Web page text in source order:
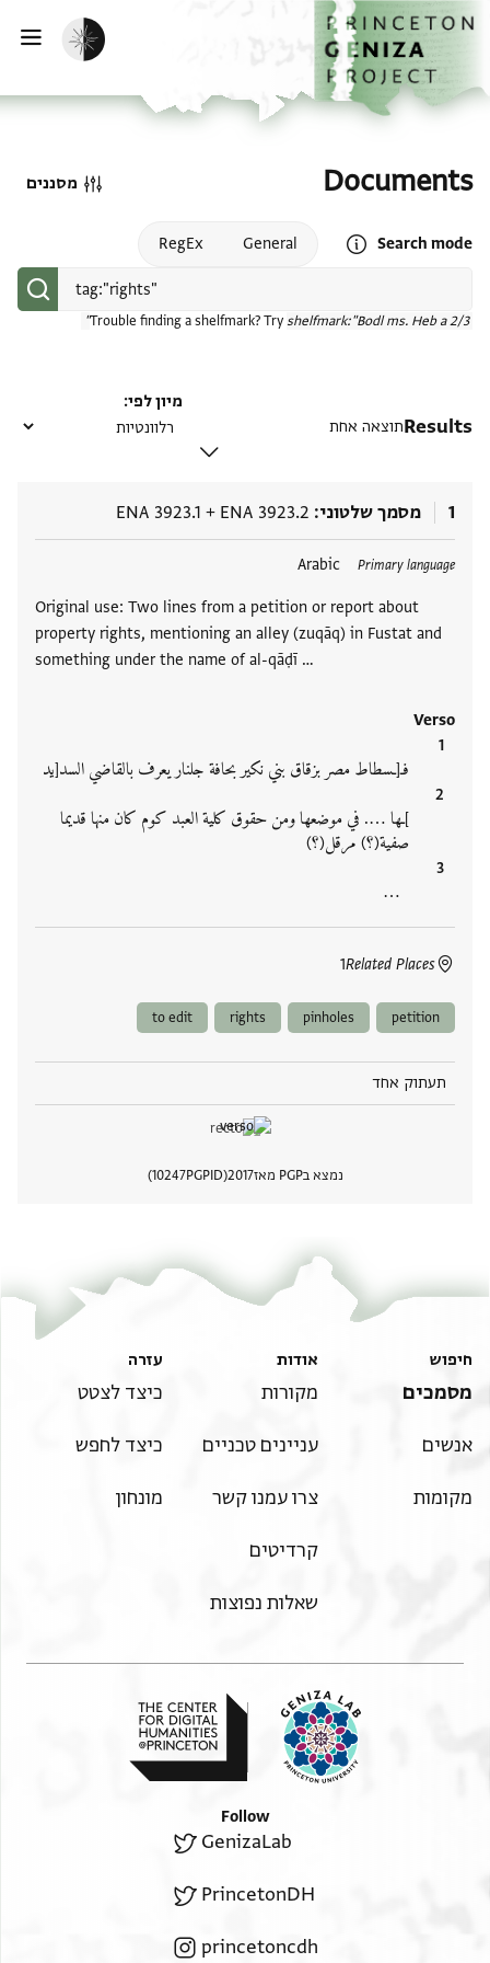
דילוג לתוכן
דף הבית
הפעלת מצב כהה
Documents
Search mode
Open search mode help
General
RegEx
Trouble finding a shelfmark? Try shelfmark:"Bodl ms. Heb a 2/3"
מסננים
Resultsתוצאה אחת
מיון לפי
1 מסמך שלטוני ENA 3923.2
+
ENA 3923.1
Primary language
Arabic
Original use: Two lines from a petition or report about
property rights, mentioning an alley (zuqāq) in Fustat and
something under the name of al-qāḍī …
Verso
فـ[ـسطاط مصر بزقاق بني نكير بحافة جلنار يعرف بالقاضي السد[يد
]ـها …. في موضعها ومن حقوق كلية العبد كوم كان منها قديما
صفية(؟) مرقل(؟)
‮…
Related Places
1
תגים
petition
pinholes
rights
to edit
תעתוק אחד
נמצא בPGP מאז 2017
PGPID
10247
חיפוש
מסמכים
אנשים
מקומות
אודות
מקורות
עניינים טכניים
צרו עמנו קשר
קרדיטים
שאלות נפוצות
עזרה
כיצד לצטט
כיצד לחפש
מונחון
Follow
GenizaLab
PrincetonDH
princetoncdh